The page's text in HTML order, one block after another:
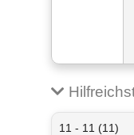
11 - 11 (11)